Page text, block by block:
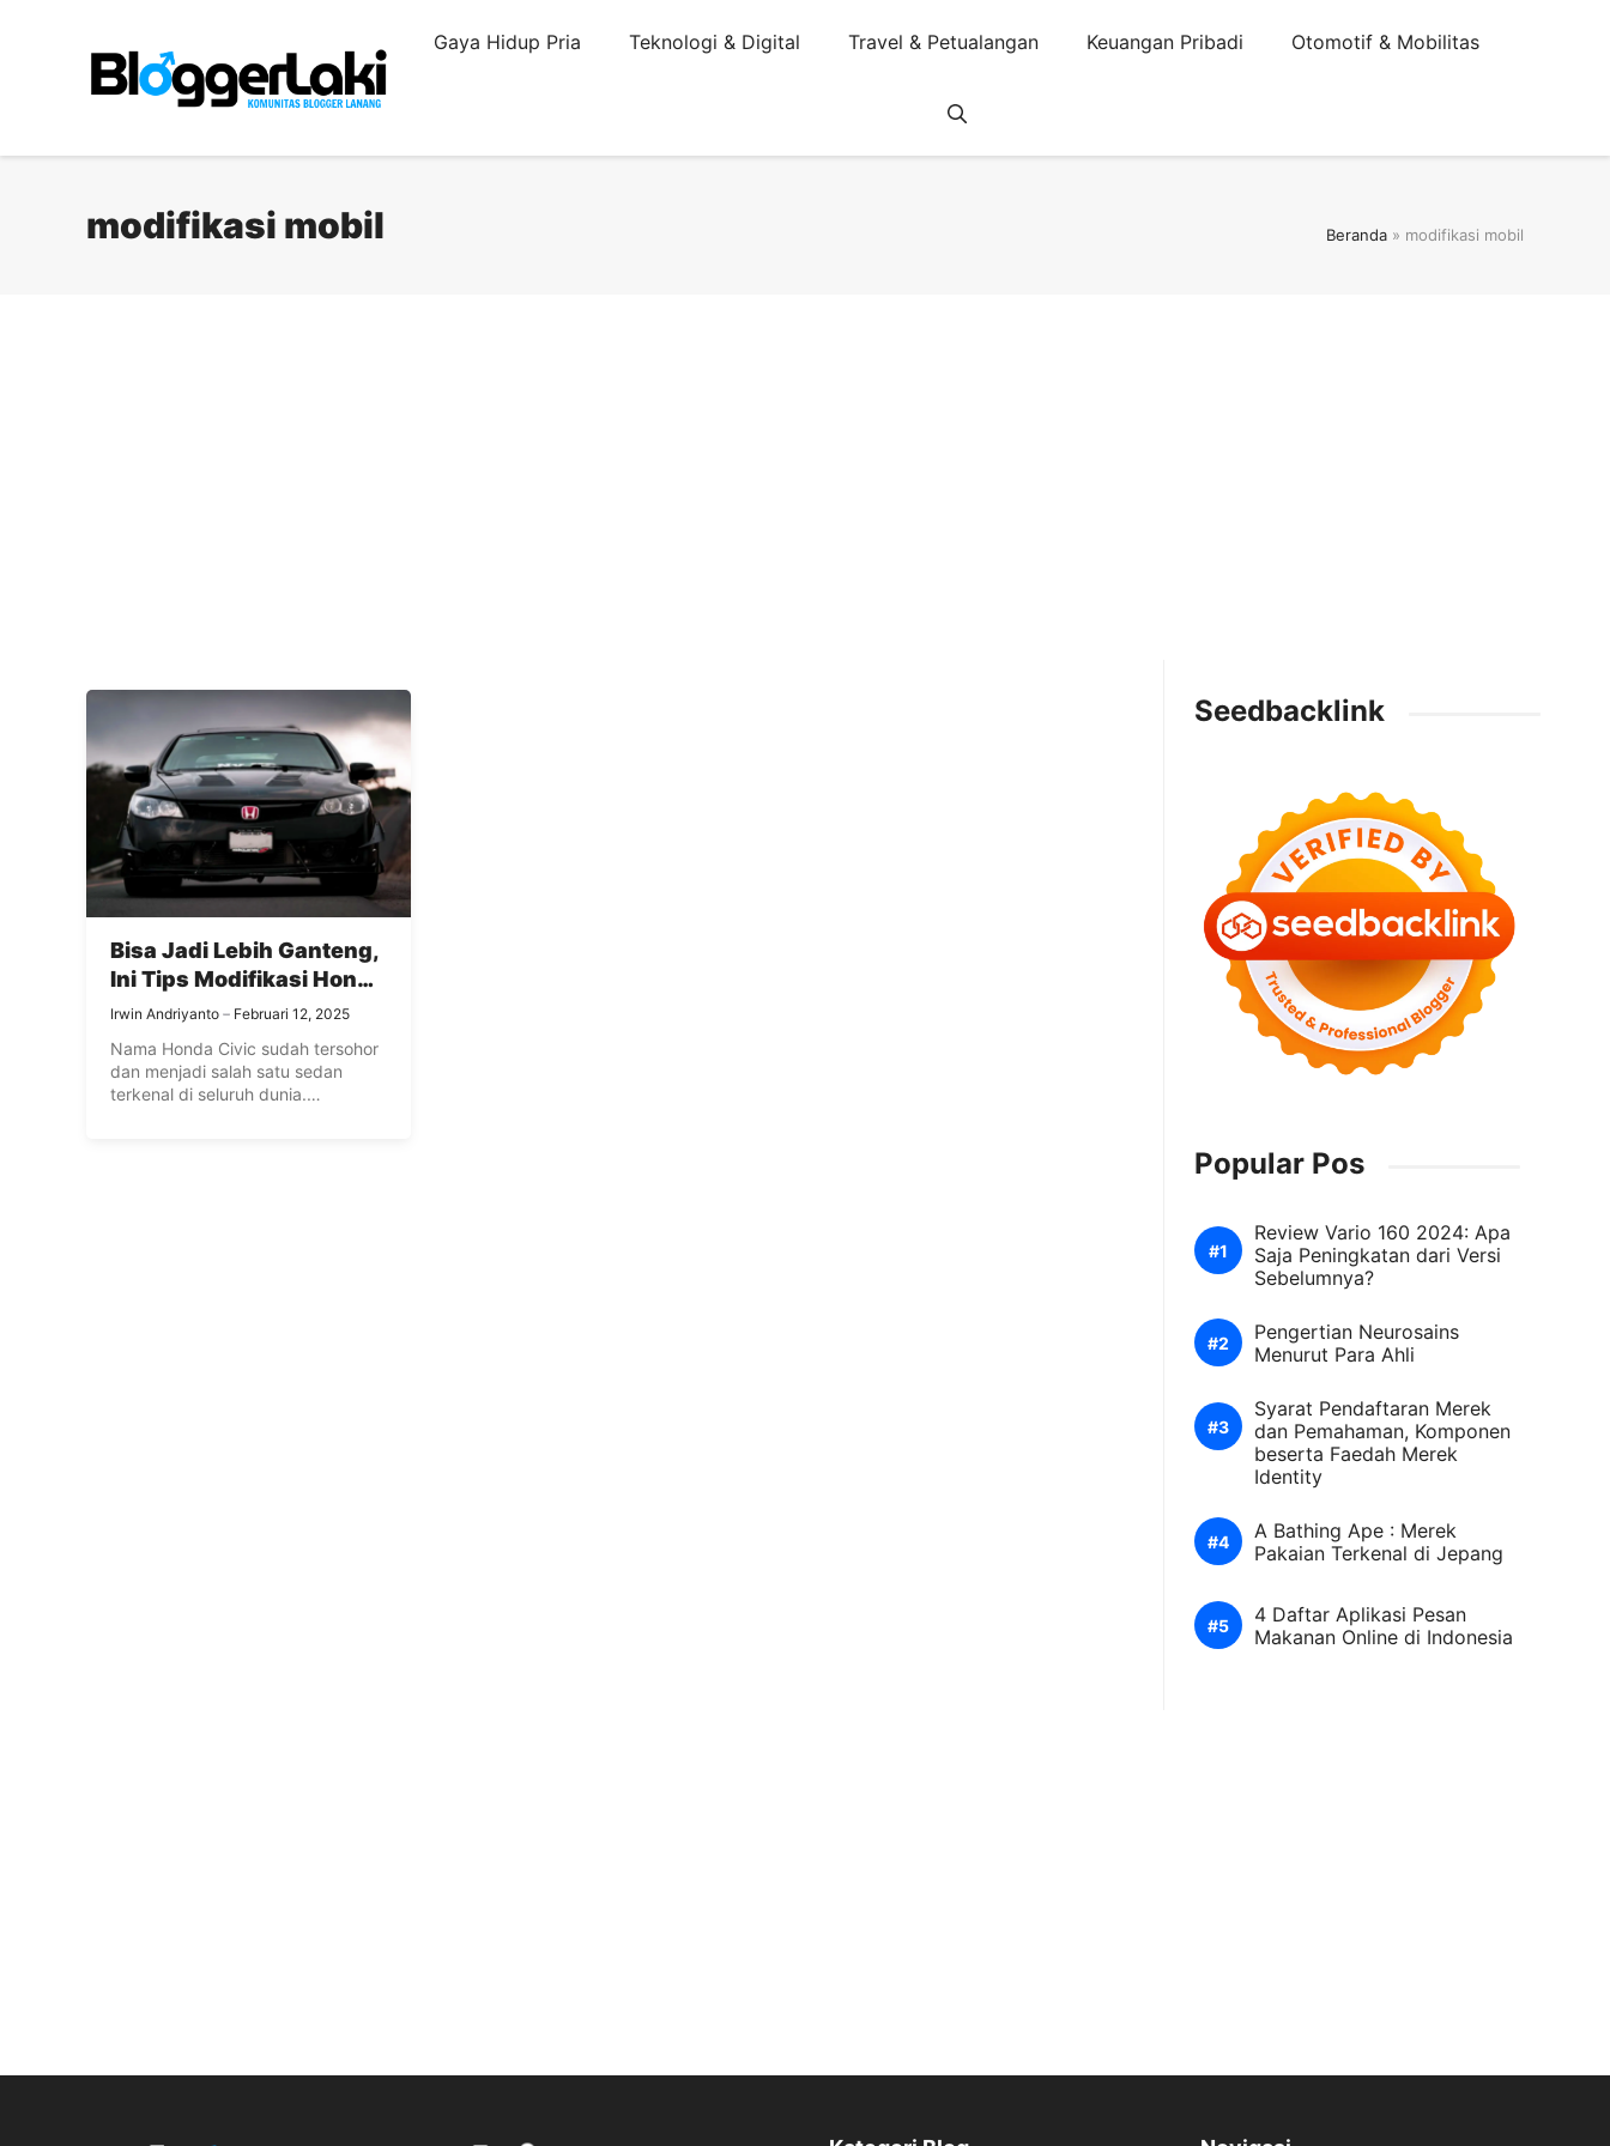
Gaya Hidup Pria Teknologi & Digital Travel & Petualangan Keuangan Pribadi Otomotif & Mobilitas
modifikasi mobil Beranda » modifikasi mobil
Bisa Jadi Lebih Ganteng,
Ini Tips Modifikasi Honda
Civic Turbo
Irwin Andriyanto Februari 12, 2025
Nama Honda Civic sudah tersohor
dan menjadi salah satu sedan
terkenal di seluruh dunia.
Seedbacklink
Popular Pos
Review Vario 160 2024: Apa
Saja Peningkatan dari Versi
Sebelumnya?
Pengertian Neurosains
Menurut Para Ahli
Syarat Pendaftaran Merek
dan Pemahaman, Komponen
beserta Faedah Merek
Identity
A Bathing Ape : Merek
Pakaian Terkenal di Jepang
4 Daftar Aplikasi Pesan
Makanan Online di Indonesia